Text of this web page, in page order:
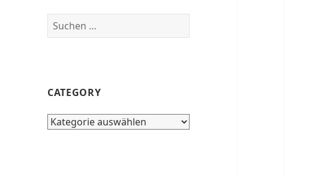
Suchen
nach:
CATEGORY
category